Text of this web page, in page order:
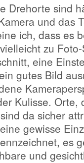
Drehorte sind
und das
ich, dass es
zu
eine
gutes Bild
Kulisse. Orte,
da sicher
gewisse
es
und